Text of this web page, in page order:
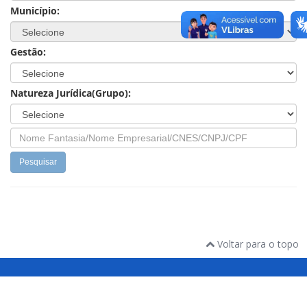
Município:
Gestão:
Natureza Jurídica(Grupo):
Pesquisar
Voltar para o topo